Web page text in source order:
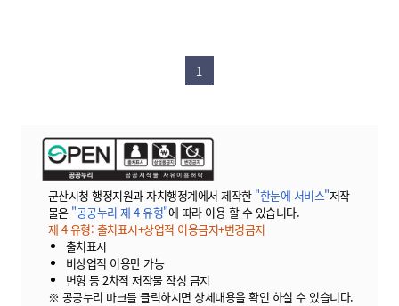
1
군산시청 행정지원과 자치행정계에서 제작한 "한눈에 서비스"저작
물은 "공공누리 제 4 유형"에 따라 이용 할 수 있습니다.
제 4 유형: 출처표시+상업적 이용금지+변경금지
출처표시
비상업적 이용만 가능
변형 등 2차적 저작물 작성 금지
※ 공공누리 마크를 클릭하시면 상세내용을 확인 하실 수 있습니다.